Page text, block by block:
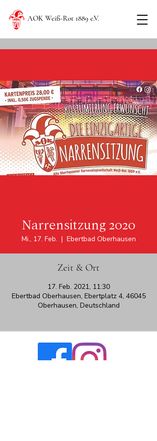
AOK Weiß-Rot 1889 e.V.
Narrensitzung 2020
Mi., 17. Feb.
  |
Ebertbad Oberhausen
Zeit & Ort
17. Feb. 2021, 11:30
Ebertbad Oberhausen, Ebertplatz 4, 46045
Oberhausen, Deutschland